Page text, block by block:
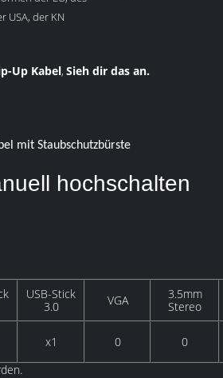
USA, der KN
Up Kabel, Sieh dir das an.
mit Staubschutzbürste
hochschalten
USB-Stick
3.0
VGA
3.5mm
Stereo
x1 0 0